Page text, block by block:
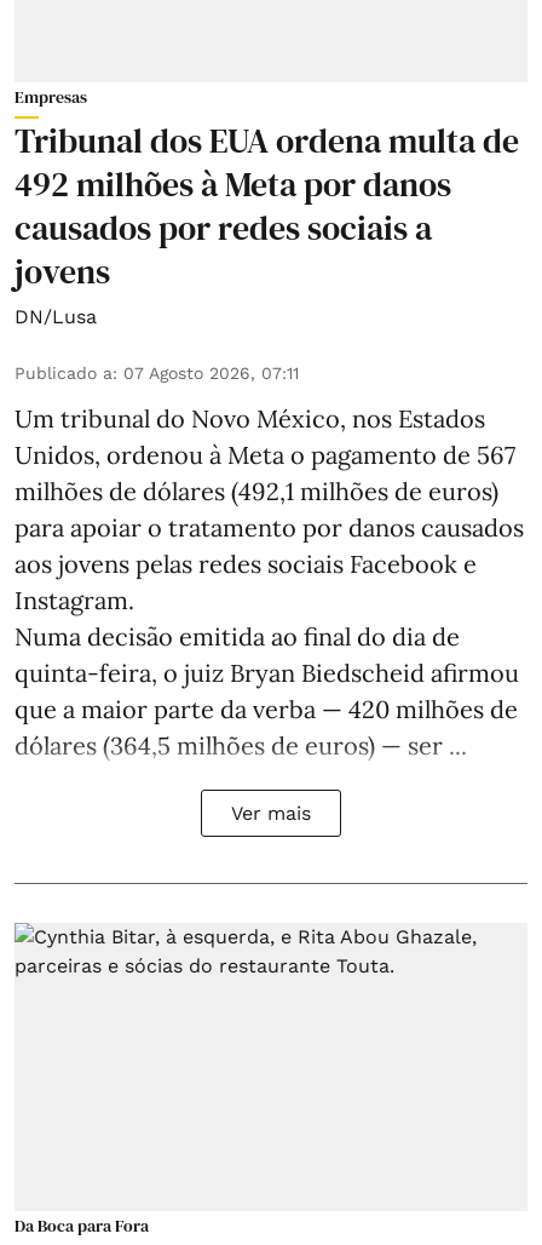
Empresas
Tribunal dos EUA ordena multa de
492 milhões à Meta por danos
causados por redes sociais a
jovens
DN/Lusa
Publicado a: 07 Agosto 2026, 07:11
Um tribunal do Novo México, nos Estados
Unidos, ordenou à Meta o pagamento de 567
milhões de dólares (492,1 milhões de euros)
para apoiar o tratamento por danos causados
aos jovens pelas redes sociais Facebook e
Instagram.
Numa decisão emitida ao final do dia de
quinta-feira, o juiz Bryan Biedscheid afirmou
que a maior parte da verba — 420 milhões de
dólares (364,5 milhões de euros) — ser ...
Ver mais
Da Boca para Fora